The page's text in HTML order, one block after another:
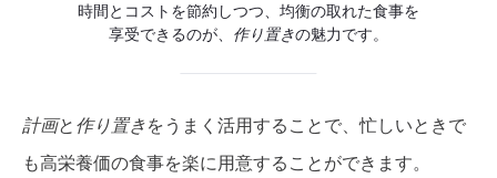
時間とコストを節約しつつ、均衡の取れた食事を
享受できるのが、 作り置きの魅力です。
計画と作り置きをうまく活用することで、忙しいときで
も高栄養価の食事を楽に用意することができます。